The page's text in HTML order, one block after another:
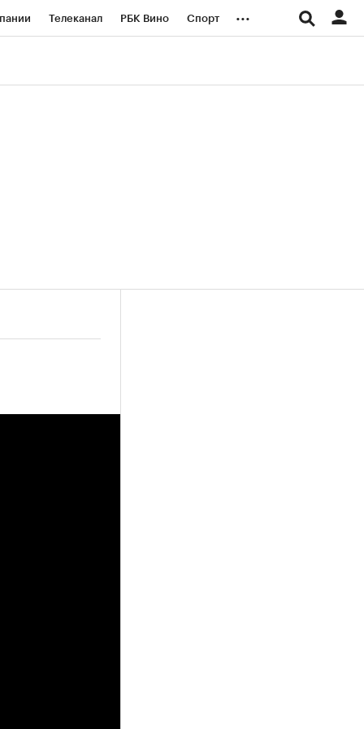
Телеканал РБК Вино Спорт ...